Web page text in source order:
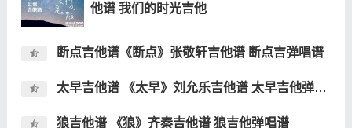
他谱 我们的时光吉他
断点吉他谱《断点》张敬轩吉他谱 断点吉弹唱谱
太早吉他谱 《太早》刘允乐吉他谱 太早吉他弹唱谱
狼吉他谱 《狼》齐秦吉他谱 狼吉他弹唱谱